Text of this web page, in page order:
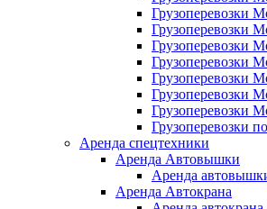
Грузоперевозки
Грузоперевозки
Грузоперевозки
Грузоперевозки
Грузоперевозки
Грузоперевозки
Грузоперевозки
Грузоперевозки
Аренда спецтехники
Аренда Автовышки
Аренда
Аренда Автокрана